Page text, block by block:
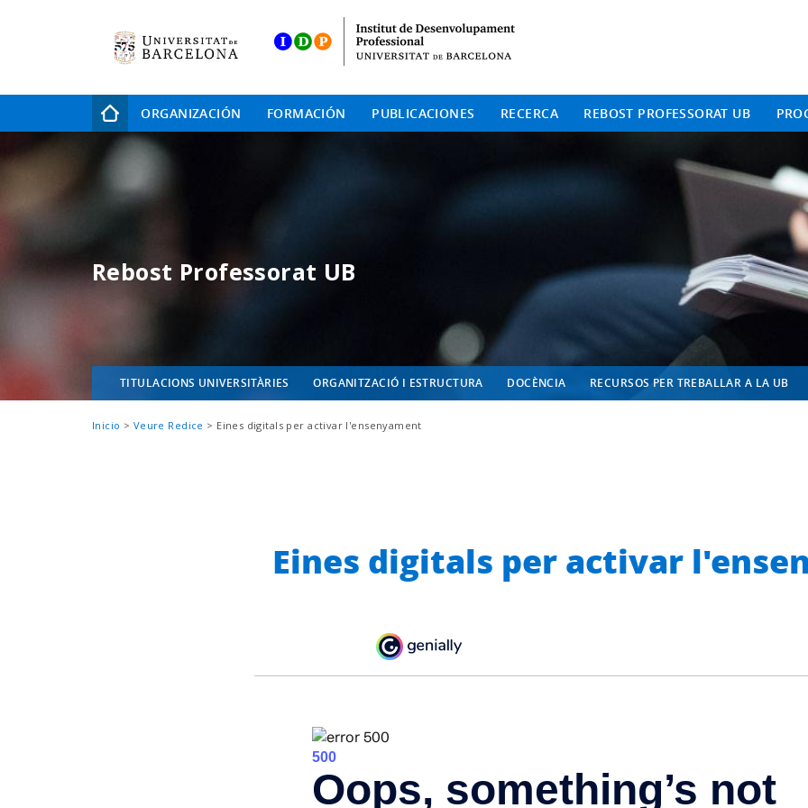
Navegación
principal
ORGANIZACIÓN FORMACIÓN PUBLICACIONES RECERCA REBOST PROFESSORAT UB
Rebost Professorat UB
TITULACIONS UNIVERSITÀRIES ORGANITZACIÓ I ESTRUCTURA DOCÈNCIA RECURSOS PER TREBALLAR A LA UB
Sobrescribir
Inicio Veure Redice Eines digitals per activar l'ensenyament
Eines digitals per activar